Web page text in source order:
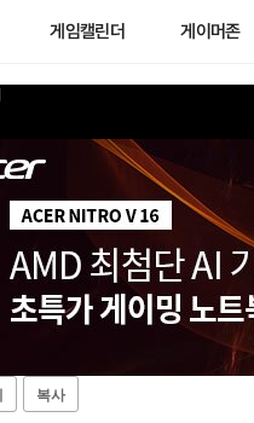
게임캘린더 게이머존
복사